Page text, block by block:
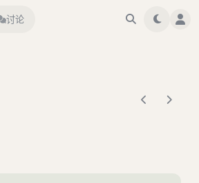
讨论